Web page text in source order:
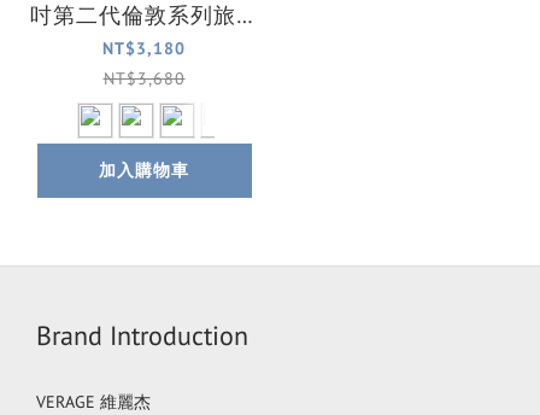
吋第二代倫敦系列旅行
箱/登機箱/行李箱(七
色可選)
NT$3,180
NT$3,680
加入購物車
Brand Introduction
VERAGE 維麗杰